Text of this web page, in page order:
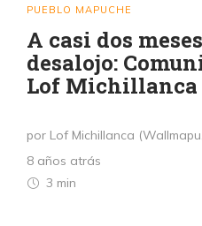
PUEBLO MAPUCHE
A casi dos
desalojo:
Lof Michillanca
por Lof Michillanca
8 años atrás
3 min